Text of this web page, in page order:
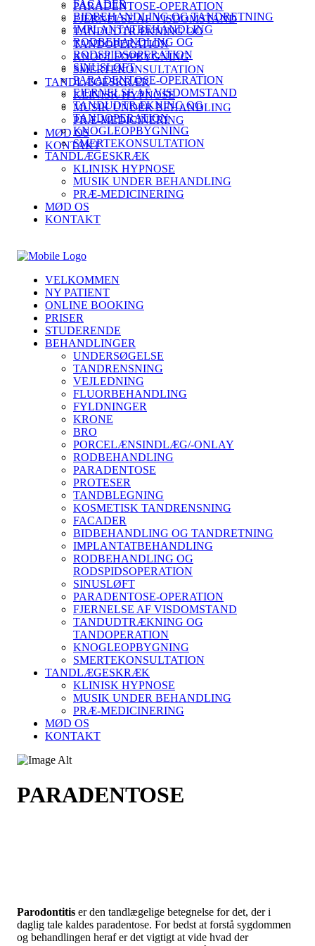
PARADENTOSE-OPERATION
FJERNELSE AF VISDOMSTAND
TANDUDTRÆKNING OG
TANDOPERATION
KNOGLEOPBYGNING
SMERTEKONSULTATION
TANDLÆGESKRÆK
KLINISK HYPNOSE
MUSIK UNDER BEHANDLING
PRÆ-MEDICINERING
MØD OS
KONTAKT
FACADER
BIDBEHANDLING OG TANDRETNING
IMPLANTATBEHANDLING
RODBEHANDLING OG
RODSPIDSOPERATION
SINUSLØFT
PARADENTOSE-OPERATION
FJERNELSE AF VISDOMSTAND
TANDUDTRÆKNING OG
TANDOPERATION
KNOGLEOPBYGNING
SMERTEKONSULTATION
TANDLÆGESKRÆK
KLINISK HYPNOSE
MUSIK UNDER BEHANDLING
PRÆ-MEDICINERING
MØD OS
KONTAKT
VELKOMMEN
NY PATIENT
ONLINE BOOKING
PRISER
STUDERENDE
BEHANDLINGER
UNDERSØGELSE
TANDRENSNING
VEJLEDNING
FLUORBEHANDLING
FYLDNINGER
KRONE
BRO
PORCELÆNSINDLÆG/-ONLAY
RODBEHANDLING
PARADENTOSE
PROTESER
TANDBLEGNING
KOSMETISK TANDRENSNING
FACADER
BIDBEHANDLING OG TANDRETNING
IMPLANTATBEHANDLING
RODBEHANDLING OG
RODSPIDSOPERATION
SINUSLØFT
PARADENTOSE-OPERATION
FJERNELSE AF VISDOMSTAND
TANDUDTRÆKNING OG
TANDOPERATION
KNOGLEOPBYGNING
SMERTEKONSULTATION
TANDLÆGESKRÆK
KLINISK HYPNOSE
MUSIK UNDER BEHANDLING
PRÆ-MEDICINERING
MØD OS
KONTAKT
PARADENTOSE
Parodontitis er den tandlægelige betegnelse for det, der i
daglig tale kaldes paradentose. For bedst at forstå sygdommen
og behandlingen heraf er det vigtigt at vide hvad der